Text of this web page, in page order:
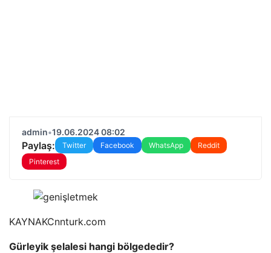
admin•19.06.2024 08:02
Paylaş: Twitter Facebook WhatsApp
Reddit
Pinterest
KAYNAKCnnturk.com
Gürleyik şelalesi hangi bölgededir?